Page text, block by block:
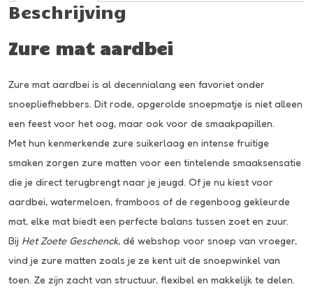
Beschrijving
Zure mat aardbei
Zure mat aardbei is al decennialang een favoriet onder
snoepliefhebbers. Dit rode, opgerolde snoepmatje is niet alleen
een feest voor het oog, maar ook voor de smaakpapillen.
Met hun kenmerkende zure suikerlaag en intense fruitige
smaken zorgen zure matten voor een tintelende smaaksensatie
die je direct terugbrengt naar je jeugd. Of je nu kiest voor
aardbei, watermeloen, framboos of de regenboog gekleurde
mat, elke mat biedt een perfecte balans tussen zoet en zuur.
Bij Het Zoete Geschenck, dé webshop voor snoep van vroeger,
vind je zure matten zoals je ze kent uit de snoepwinkel van
toen. Ze zijn zacht van structuur, flexibel en makkelijk te delen.